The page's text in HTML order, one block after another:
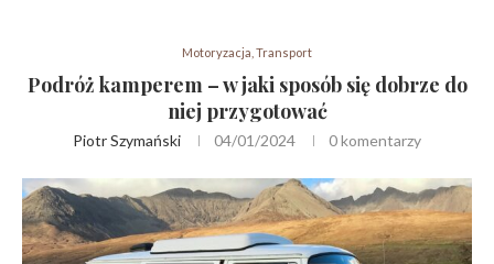
Motoryzacja, Transport
Podróż kamperem – w jaki sposób się dobrze do
niej przygotować
Piotr Szymański 04/01/2024 0 komentarzy